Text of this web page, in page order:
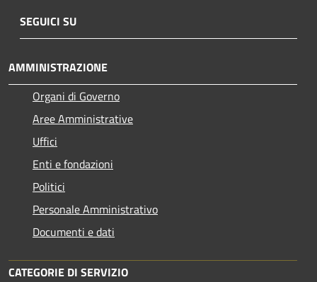
SEGUICI SU
AMMINISTRAZIONE
Organi di Governo
Aree Amministrative
Uffici
Enti e fondazioni
Politici
Personale Amministrativo
Documenti e dati
CATEGORIE DI SERVIZIO